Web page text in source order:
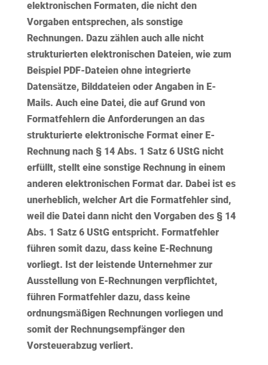
elektronischen Formaten, die nicht den
Vorgaben entsprechen, als sonstige
Rechnungen. Dazu zählen auch alle nicht
strukturierten elektronischen Dateien, wie zum
Beispiel PDF-Dateien ohne integrierte
Datensätze, Bilddateien oder Angaben in E-
Mails. Auch eine Datei, die auf Grund von
Formatfehlern die Anforderungen an das
strukturierte elektronische Format einer E-
Rechnung nach § 14 Abs. 1 Satz 6 UStG nicht
erfüllt, stellt eine sonstige Rechnung in einem
anderen elektronischen Format dar. Dabei ist es
unerheblich, welcher Art die Formatfehler sind,
weil die Datei dann nicht den Vorgaben des § 14
Abs. 1 Satz 6 UStG entspricht. Formatfehler
führen somit dazu, dass keine E-Rechnung
vorliegt. Ist der leistende Unternehmer zur
Ausstellung von E-Rechnungen verpflichtet,
führen Formatfehler dazu, dass keine
ordnungsmäßigen Rechnungen vorliegen und
somit der Rechnungsempfänger den
Vorsteuerabzug verliert.